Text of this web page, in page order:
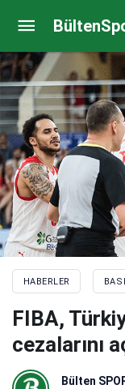
HABERLER
FIBA,
cezalarını
Bülten
Alperen